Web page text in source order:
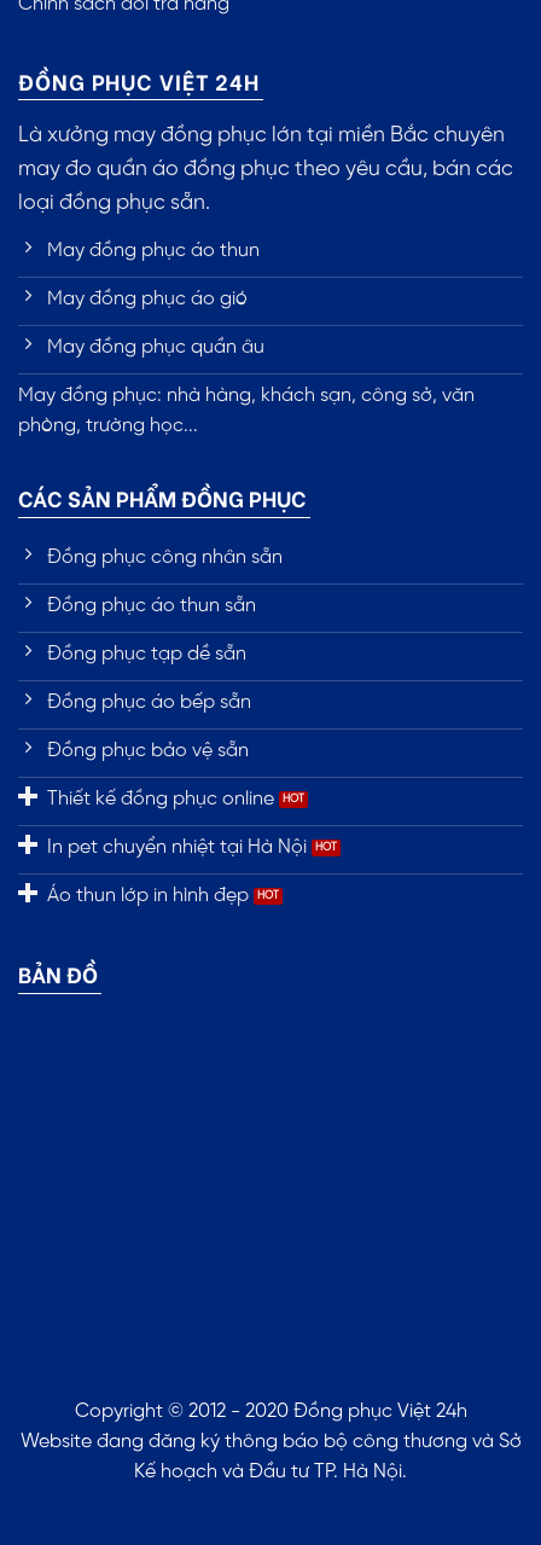
Chính sách đổi trả hàng
ĐỒNG PHỤC VIỆT 24H
Là xưởng may đồng phục lớn tại miền Bắc chuyên
may đo quần áo đồng phục theo yêu cầu, bán các
loại đồng phục sẵn.
May đồng phục áo thun
May đồng phục áo gió
May đồng phục quần âu
May đồng phục: nhà hàng, khách sạn, công sở, văn
phòng, trường học...
CÁC SẢN PHẨM ĐỒNG PHỤC
Đồng phục công nhân sẵn
Đồng phục áo thun sẵn
Đồng phục tạp dề sẵn
Đồng phục áo bếp sẵn
Đồng phục bảo vệ sẵn
Thiết kế đồng phục online
In pet chuyển nhiệt tại Hà Nội
Áo thun lớp in hình đẹp
BẢN ĐỒ
Copyright © 2012 - 2020 Đồng phục Việt 24h
Website đang đăng ký thông báo bộ công thương và Sở
Kế hoạch và Đầu tư TP. Hà Nội.